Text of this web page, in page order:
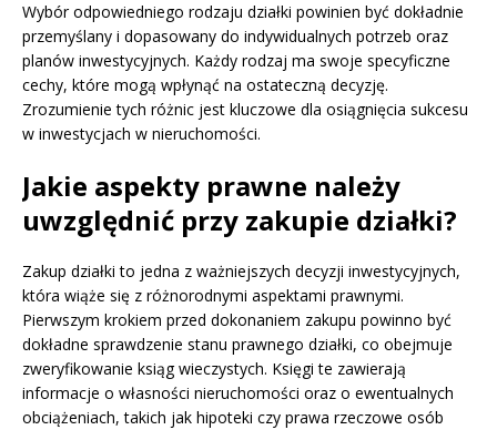
Wybór odpowiedniego rodzaju działki powinien być dokładnie
przemyślany i dopasowany do indywidualnych potrzeb oraz
planów inwestycyjnych. Każdy rodzaj ma swoje specyficzne
cechy, które mogą wpłynąć na ostateczną decyzję.
Zrozumienie tych różnic jest kluczowe dla osiągnięcia sukcesu
w inwestycjach w nieruchomości.
Jakie aspekty prawne należy
uwzględnić przy zakupie działki?
Zakup działki to jedna z ważniejszych decyzji inwestycyjnych,
która wiąże się z różnorodnymi aspektami prawnymi.
Pierwszym krokiem przed dokonaniem zakupu powinno być
dokładne sprawdzenie stanu prawnego działki, co obejmuje
zweryfikowanie ksiąg wieczystych. Księgi te zawierają
informacje o własności nieruchomości oraz o ewentualnych
obciążeniach, takich jak hipoteki czy prawa rzeczowe osób